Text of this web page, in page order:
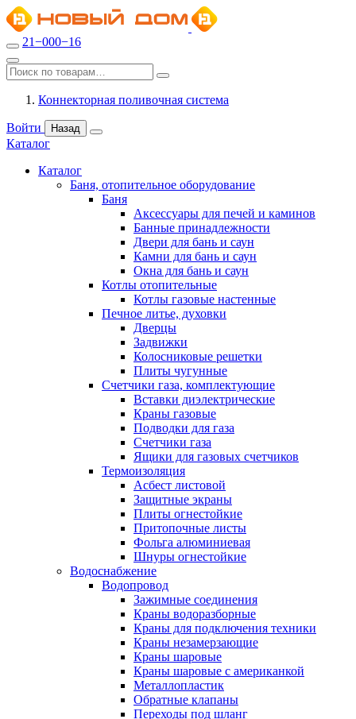
21−000−16
Коннекторная поливочная система
Войти Назад
Каталог
Каталог
Баня, отопительное оборудование
Баня
Аксессуары для печей и каминов
Банные принадлежности
Двери для бань и саун
Камни для бань и саун
Окна для бань и саун
Котлы отопительные
Котлы газовые настенные
Печное литье, духовки
Дверцы
Задвижки
Колосниковые решетки
Плиты чугунные
Счетчики газа, комплектующие
Вставки диэлектрические
Краны газовые
Подводки для газа
Счетчики газа
Ящики для газовых счетчиков
Термоизоляция
Асбест листовой
Защитные экраны
Плиты огнестойкие
Притопочные листы
Фольга алюминиевая
Шнуры огнестойкие
Водоснабжение
Водопровод
Зажимные соединения
Краны водоразборные
Краны для подключения техники
Краны незамерзающие
Краны шаровые
Краны шаровые с американкой
Металлопластик
Обратные клапаны
Переходы под шланг